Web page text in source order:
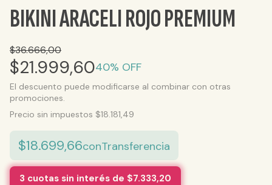
BIKINI ARACELI ROJO PREMIUM
$36.666,00
$21.999,6040% OFF
El descuento puede modificarse al combinar con otras
promociones.
Precio sin impuestos $18.181,49
$18.699,66conTransferencia
3 cuotas sin interés de $7.333,20